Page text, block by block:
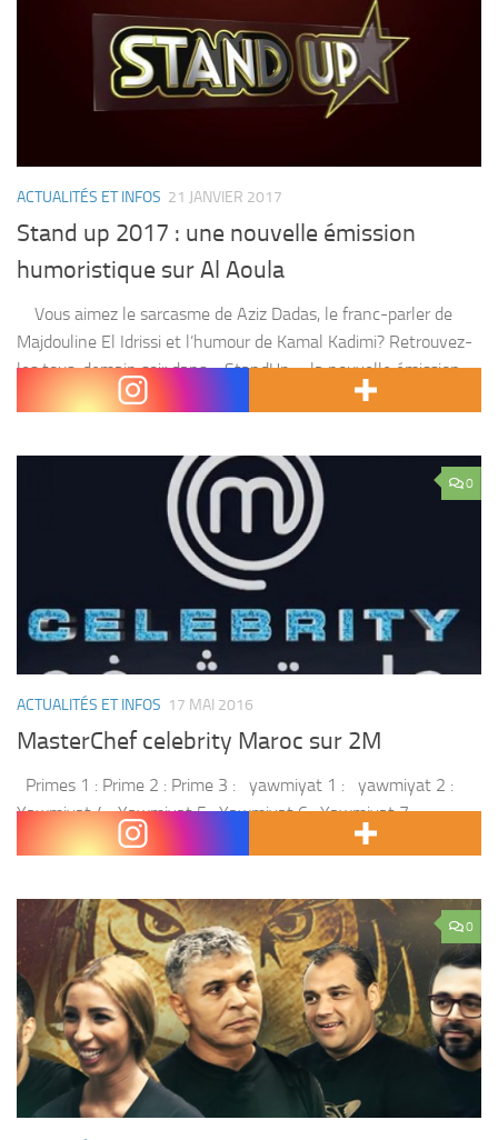
ACTUALITÉS ET INFOS 21 JANVIER 2017
Stand up 2017 : une nouvelle émission
humoristique sur Al Aoula
Vous aimez le sarcasme de Aziz Dadas, le franc-parler de
Majdouline El Idrissi et l’humour de Kamal Kadimi? Retrouvez-
les tous, demain soir dans « StandUp », la nouvelle émission
de la chaîne Al Aoula...
0
ACTUALITÉS ET INFOS 17 MAI 2016
MasterChef celebrity Maroc sur 2M
Primes 1 : Prime 2 : Prime 3 : yawmiyat 1 : yawmiyat 2 :
Yawmiyat 4 : Yawmiyat 5 : Yawmiyat 6 : Yawmiyat 7 :
Rendez vous sur 2M pour...
0